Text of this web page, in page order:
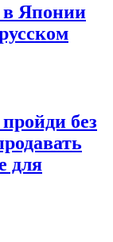
в Японии
без
для